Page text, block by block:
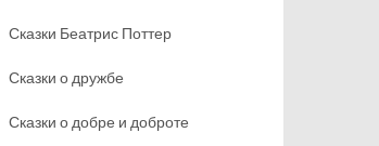
Сказки Беатрис Поттер
Сказки о дружбе
Сказки о добре и доброте